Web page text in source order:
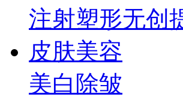
注射塑形无创
皮肤美容
美白 除皱